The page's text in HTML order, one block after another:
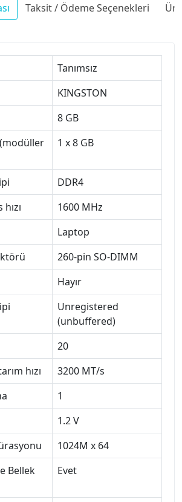
Taksit / Ödeme Seçenekleri
Tanımsız
KINGSTON
8 GB
1 x 8 GB
DDR4
1600 MHz
Laptop
260-pin SO-DIMM
Hayır
Unregistered
(unbuffered)
20
hızı
3200 MT/s
1
1.2 V
1024M x 64
Bellek
Evet